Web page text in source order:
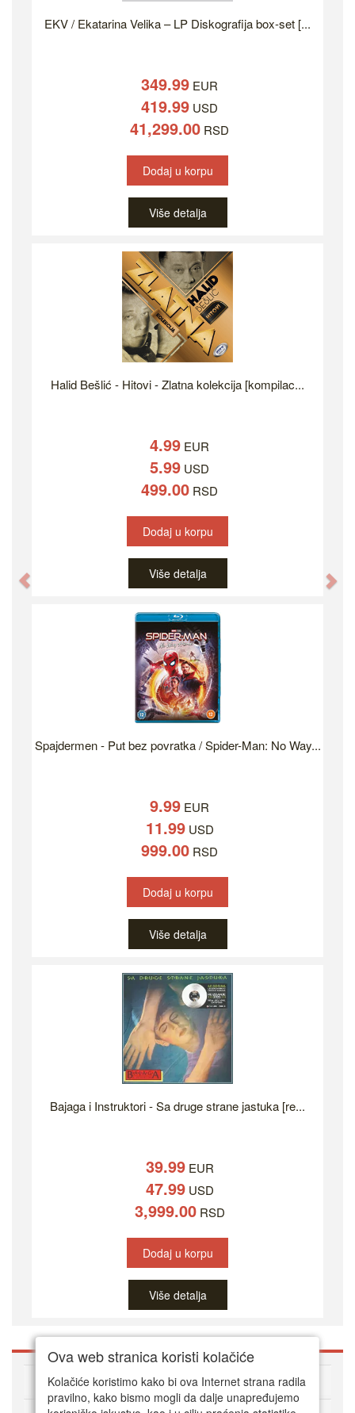
EKV / Ekatarina Velika – LP Diskografija box-set [...
349.99 EUR
419.99 USD
41,299.00 RSD
Dodaj u korpu
Više detalja
Halid Bešlić - Hitovi - Zlatna kolekcija [kompilac...
4.99 EUR
5.99 USD
499.00 RSD
Dodaj u korpu
Više detalja
Spajdermen - Put bez povratka / Spider-Man: No Way...
9.99 EUR
11.99USD
999.00 RSD
Dodaj u korpu
Više detalja
Bajaga i Instruktori - Sa druge strane jastuka [re...
39.99EUR
47.99USD
3,999.00RSD
Dodaj u korpu
Više detalja
O DVD Zoni
Ova web stranica koristi kolačiće
Kolačiće koristimo kako bi ova Internet strana radila
pravilno, kako bismo mogli da dalje unapređujemo